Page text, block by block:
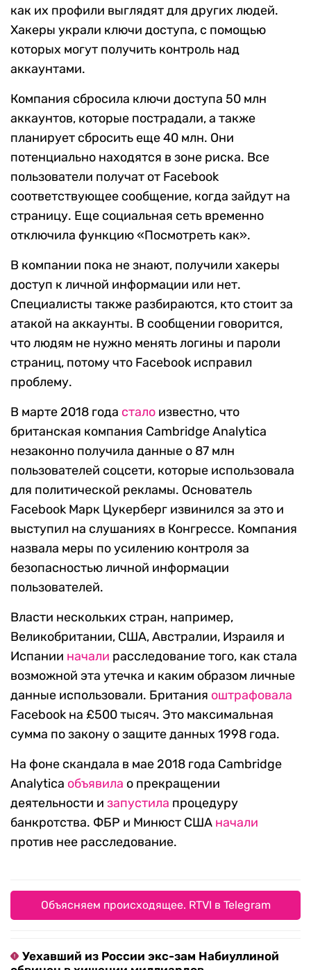
как их профили выглядят для других людей.
Хакеры украли ключи доступа, с помощью
которых могут получить контроль над
аккаунтами.
Компания сбросила ключи доступа 50 млн
аккаунтов, которые пострадали, а также
планирует сбросить еще 40 млн. Они
потенциально находятся в зоне риска. Все
пользователи получат от Facebook
соответствующее сообщение, когда зайдут на
страницу. Еще социальная сеть временно
отключила функцию «Посмотреть как».
В компании пока не знают, получили хакеры
доступ к личной информации или нет.
Специалисты также разбираются, кто стоит за
атакой на аккаунты. В сообщении говорится,
что людям не нужно менять логины и пароли
страниц, потому что Facebook исправил
проблему.
В марте 2018 года стало известно, что
британская компания Cambridge Analytica
незаконно получила данные о 87 млн
пользователей соцсети, которые использовала
для политической рекламы. Основатель
Facebook Марк Цукерберг извинился за это и
выступил на слушаниях в Конгрессе. Компания
назвала меры по усилению контроля за
безопасностью личной информации
пользователей.
Власти нескольких стран, например,
Великобритании, США, Австралии, Израиля и
Испании начали расследование того, как стала
возможной эта утечка и каким образом личные
данные использовали. Британия оштрафовала
Facebook на £500 тысяч. Это максимальная
сумма по закону о защите данных 1998 года.
На фоне скандала в мае 2018 года Cambridge
Analytica объявила о прекращении
деятельности и запустила процедуру
банкротства. ФБР и Минюст США начали
против нее расследование.
Объясняем происходящее. RTVI в Telegram
Уехавший из России экс-зам Набиуллиной